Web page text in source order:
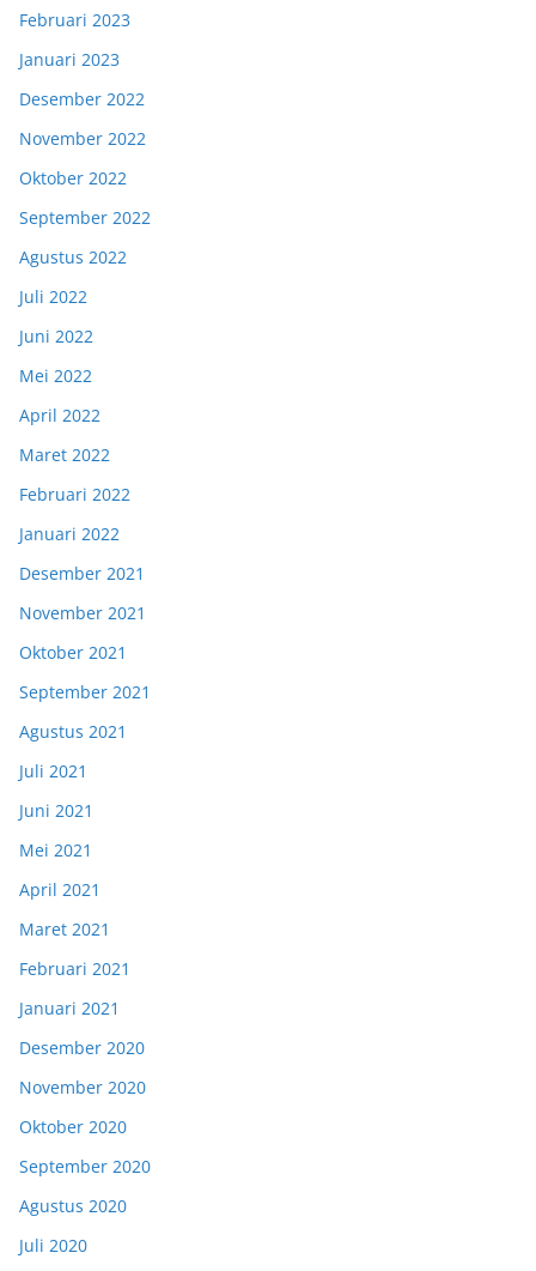
Februari 2023
Januari 2023
Desember 2022
November 2022
Oktober 2022
September 2022
Agustus 2022
Juli 2022
Juni 2022
Mei 2022
April 2022
Maret 2022
Februari 2022
Januari 2022
Desember 2021
November 2021
Oktober 2021
September 2021
Agustus 2021
Juli 2021
Juni 2021
Mei 2021
April 2021
Maret 2021
Februari 2021
Januari 2021
Desember 2020
November 2020
Oktober 2020
September 2020
Agustus 2020
Juli 2020